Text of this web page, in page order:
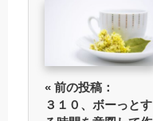
« 前の投稿：
３１０、ボーっとす